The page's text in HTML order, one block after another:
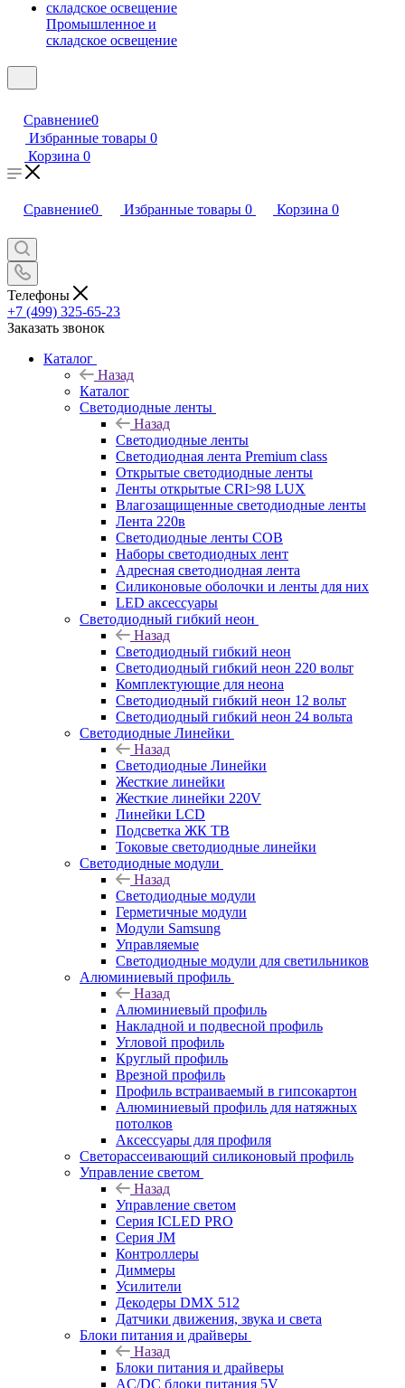
Промышленное и
складское освещение
Сравнение0
Избранные товары 0
Корзина 0
Сравнение0 Избранные товары 0 Корзина 0
Телефоны
+7 (499) 325-65-23
Заказать звонок
Каталог
Назад
Каталог
Светодиодные ленты
Назад
Светодиодные ленты
Светодиодная лента Premium class
Открытые светодиодные ленты
Ленты открытые CRI>98 LUX
Влагозащищенные светодиодные ленты
Лента 220в
Светодиодные ленты COB
Наборы светодиодных лент
Адресная светодиодная лента
Силиконовые оболочки и ленты для них
LED аксессуары
Светодиодный гибкий неон
Назад
Светодиодный гибкий неон
Светодиодный гибкий неон 220 вольт
Комплектующие для неона
Светодиодный гибкий неон 12 вольт
Светодиодный гибкий неон 24 вольта
Светодиодные Линейки
Назад
Светодиодные Линейки
Жесткие линейки
Жесткие линейки 220V
Линейки LCD
Подсветка ЖК ТВ
Токовые светодиодные линейки
Светодиодные модули
Назад
Светодиодные модули
Герметичные модули
Модули Samsung
Управляемые
Светодиодные модули для светильников
Алюминиевый профиль
Назад
Алюминиевый профиль
Накладной и подвесной профиль
Угловой профиль
Круглый профиль
Врезной профиль
Профиль встраиваемый в гипсокартон
Алюминиевый профиль для натяжных
потолков
Аксессуары для профиля
Светорассеивающий силиконовый профиль
Управление светом
Назад
Управление светом
Серия ICLED PRO
Серия JM
Контроллеры
Диммеры
Усилители
Декодеры DMX 512
Датчики движения, звука и света
Блоки питания и драйверы
Назад
Блоки питания и драйверы
AC/DC блоки питания 5V